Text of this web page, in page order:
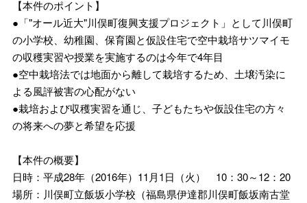
【本件のポイント】
●「"オール近大"川俣町復興支援プロジェクト」として川俣町
の小学校、幼稚園、保育園と仮設住宅で空中栽培サツマイモ
の収穫実習や授業を実施するのは今年で4年目
●空中栽培法では地面から離して栽培するため、土壌汚染に
よる風評被害の心配がない
●栽培および収穫実習を通じ、子どもたちや仮設住宅の方々
の将来への夢と希望を応援
【本件の概要】
日時：平成28年（2016年）11月1日（火） 10：30～12：20
場所：川俣町立飯坂小学校（福島県伊達郡川俣町飯坂南古堂